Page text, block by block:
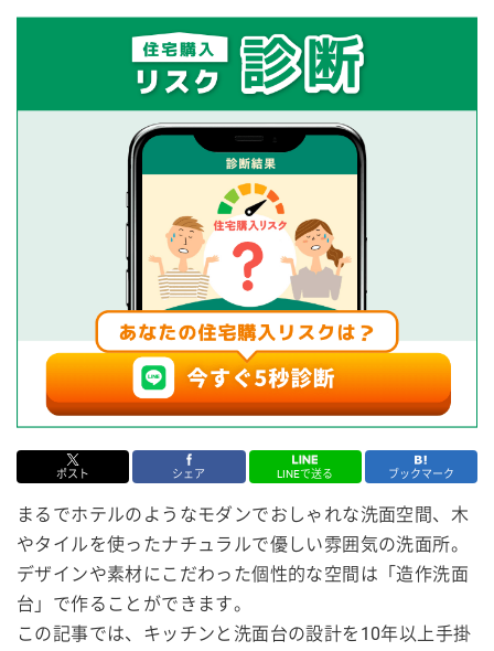
ポスト シェア LINEで送る ブックマーク
まるでホテルのようなモダンでおしゃれな洗面空間、木
やタイルを使ったナチュラルで優しい雰囲気の洗面所。
デザインや素材にこだわった個性的な空間は「造作洗面
台」で作ることができます。
この記事では、キッチンと洗面台の設計を10年以上手掛